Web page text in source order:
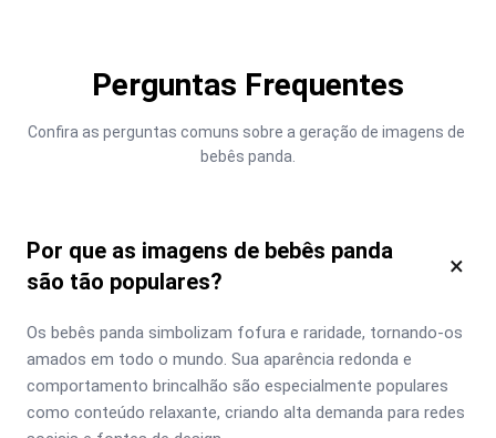
Perguntas Frequentes
Confira as perguntas comuns sobre a geração de imagens de
bebês panda.
Por que as imagens de bebês panda
são tão populares?
×
Os bebês panda simbolizam fofura e raridade, tornando-os
amados em todo o mundo. Sua aparência redonda e
comportamento brincalhão são especialmente populares
como conteúdo relaxante, criando alta demanda para redes